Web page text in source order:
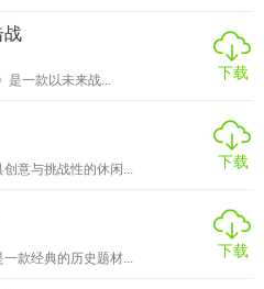
巧】
能搭配使用能产生意想不到的
确保在关键时刻有足够的资源
战
是一款以未来战...
下载
创意与挑战性的休闲...
下载
一款经典的历史题材...
下载